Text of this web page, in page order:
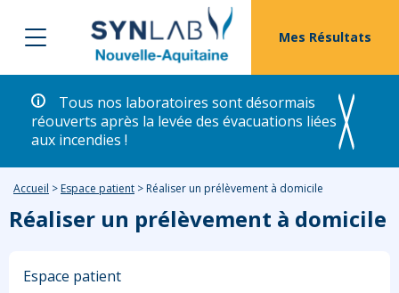
Mes Résultats
Tous nos laboratoires sont désormais
réouverts après la levée des évacuations liées
aux incendies !
Accueil > Espace patient > Réaliser un prélèvement à domicile
Réaliser un prélèvement à domicile
Espace patient